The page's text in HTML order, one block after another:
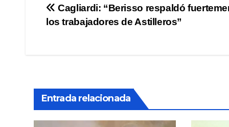
Navegación
Cagliardi: “Berisso respaldó
los trabajadores de Astilleros”
Entrada relacionada